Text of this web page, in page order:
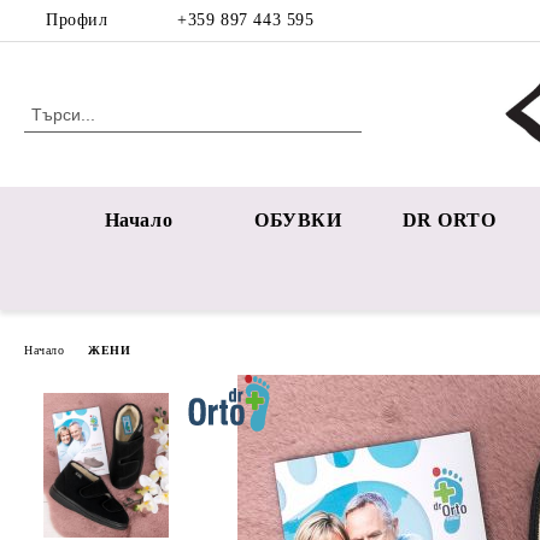
Профил +359 897 443 595
Начало ОБУВКИ DR ORTO
Начало ЖЕНИ